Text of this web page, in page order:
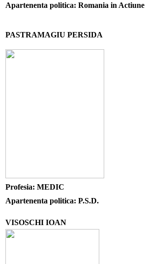
Apartenenta politica: Romania in Actiune
PASTRAMAGIU PERSIDA
Profesia: MEDIC
Apartenenta politica: P.S.D.
VISOSCHI IOAN